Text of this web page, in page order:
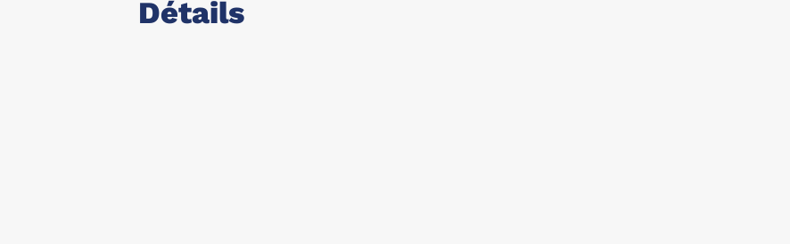
Détails